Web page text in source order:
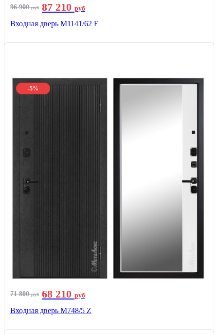
96 900руб 87 210 руб
Входная дверь М1141/62 Е
-5%
71 800руб 68 210 руб
Входная дверь М748/5 Z